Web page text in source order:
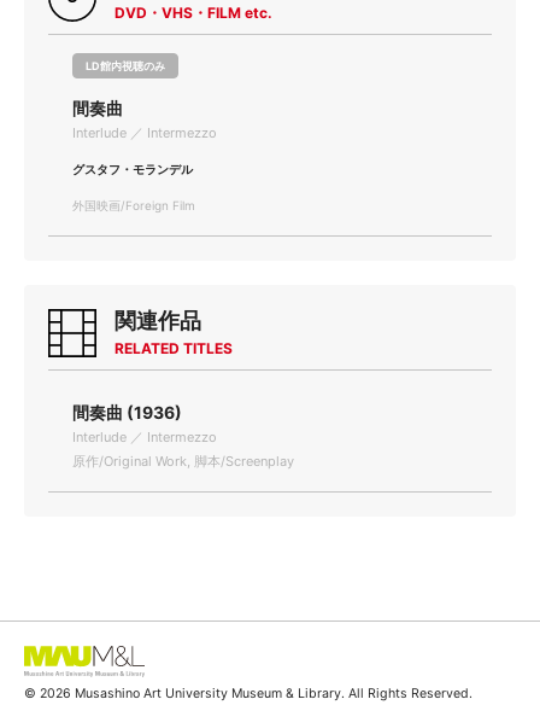
DVD・VHS・FILM etc.
LD館内視聴のみ
間奏曲
Interlude ／ Intermezzo
グスタフ・モランデル
外国映画/Foreign Film
関連作品
RELATED TITLES
間奏曲 (1936)
Interlude ／ Intermezzo
原作/Original Work, 脚本/Screenplay
© 2026 Musashino Art University Museum & Library. All Rights Reserved.